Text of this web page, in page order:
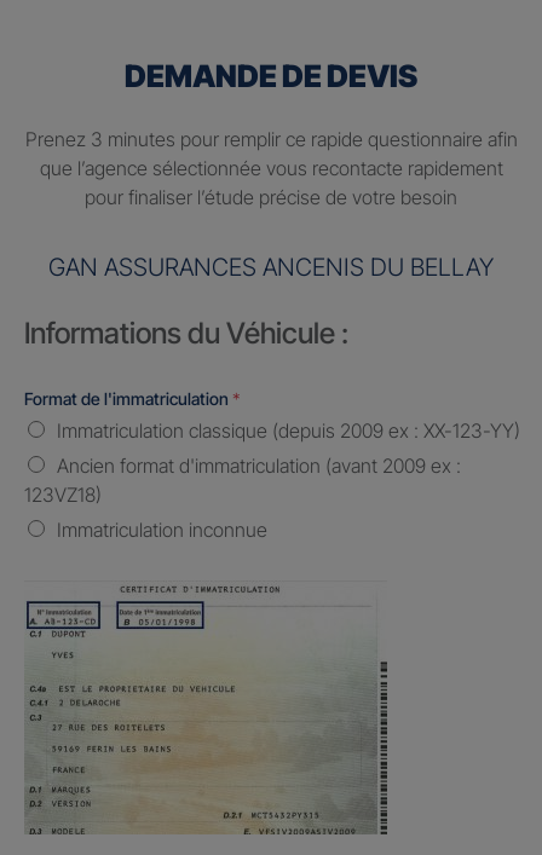
DEMANDE DE DEVIS
Prenez 3 minutes pour remplir ce rapide questionnaire afin
que l’agence sélectionnée vous recontacte rapidement
pour finaliser l’étude précise de votre besoin
GAN ASSURANCES ANCENIS DU BELLAY
Informations du Véhicule :
Format de l'immatriculation *
Immatriculation classique (depuis 2009 ex : XX-123-YY)
Ancien format d'immatriculation (avant 2009 ex :
123VZ18)
Immatriculation inconnue